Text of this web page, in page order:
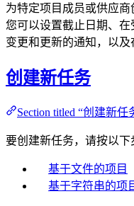
为特定项目成员或供应商
您可以设置截止日期、
变更和更新的通知，以及
创建新任务
Section titled “创建新任
要创建新任务，请按以下
基于文件的项目
基于字符串的项